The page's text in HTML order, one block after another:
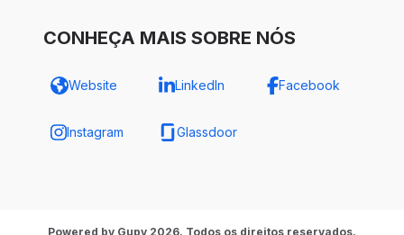
CONHEÇA MAIS SOBRE NÓS
Website LinkedIn Facebook
Instagram Glassdoor
Powered by Gupy 2026. Todos os direitos reservados.